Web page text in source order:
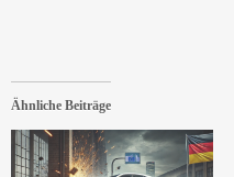
Ähnliche Beiträge